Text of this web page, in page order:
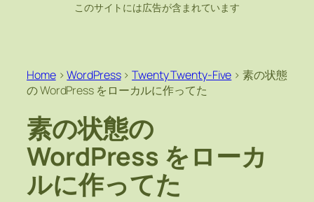
このサイトには広告が含まれています
Home>WordPress>Twenty Twenty-Five >素の状態
の WordPress をローカルに作ってた
素の状態の
WordPress をローカ
ルに作ってた